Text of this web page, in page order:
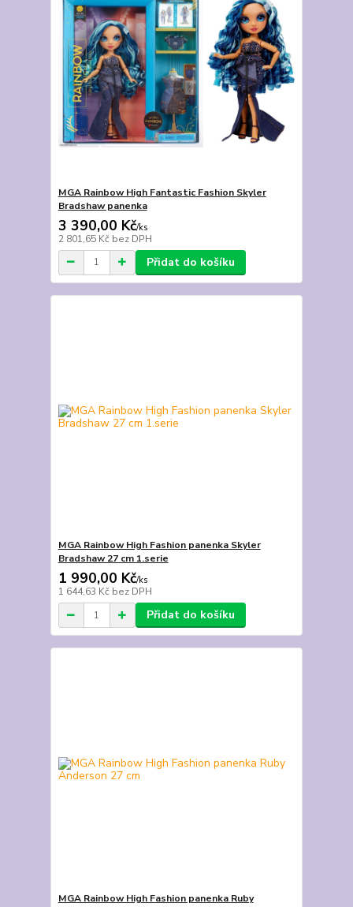
MGA Rainbow High Fantastic Fashion Skyler
Bradshaw panenka
3 390,00 Kč/ks
2 801,65 Kč bez DPH
Přidat do košíku
MGA Rainbow High Fashion panenka Skyler
Bradshaw 27 cm 1.serie
1 990,00 Kč/ks
1 644,63 Kč bez DPH
Přidat do košíku
MGA Rainbow High Fashion panenka Ruby